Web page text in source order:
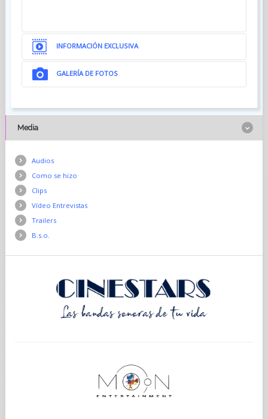
INFORMACIÓN EXCLUSIVA
GALERÍA DE FOTOS
Media
Audios
Como se hizo
Clips
Vídeo Entrevistas
Trailers
B.s.o.